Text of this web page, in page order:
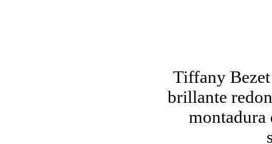
Tiffany
brillante
montadura